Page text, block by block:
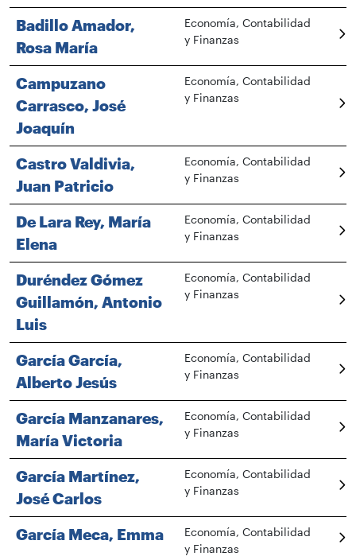
Badillo Amador,
Rosa María
Economía, Contabilidad
y Finanzas
Campuzano
Carrasco, José
Joaquín
Economía, Contabilidad
y Finanzas
Castro Valdivia,
Juan Patricio
Economía, Contabilidad
y Finanzas
De Lara Rey, María
Elena
Economía, Contabilidad
y Finanzas
Duréndez Gómez
Guillamón, Antonio
Luis
Economía, Contabilidad
y Finanzas
García García,
Alberto Jesús
Economía, Contabilidad
y Finanzas
García Manzanares,
María Victoria
Economía, Contabilidad
y Finanzas
García Martínez,
José Carlos
Economía, Contabilidad
y Finanzas
García Meca, Emma
Economía, Contabilidad
y Finanzas